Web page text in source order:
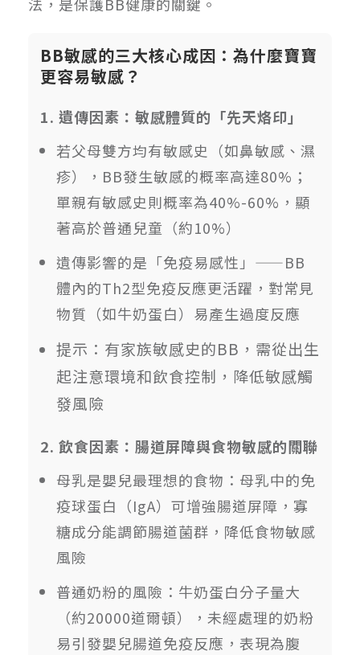
法，是保護BB健康的關鍵。
BB敏感的三大核心成因：為什麼寶寶
更容易敏感？
1. 遺傳因素：敏感體質的「先天烙印」
若父母雙方均有敏感史（如鼻敏感、濕
疹），BB發生敏感的概率高達80%；
單親有敏感史則概率為40%-60%，顯
著高於普通兒童（約10%）
遺傳影響的是「免疫易感性」——BB
體內的Th2型免疫反應更活躍，對常見
物質（如牛奶蛋白）易產生過度反應
提示：有家族敏感史的BB，需從出生
起注意環境和飲食控制，降低敏感觸
發風險
2. 飲食因素：腸道屏障與食物敏感的關聯
母乳是嬰兒最理想的食物：母乳中的免
疫球蛋白（IgA）可增強腸道屏障，寡
糖成分能調節腸道菌群，降低食物敏感
風險
普通奶粉的風險：牛奶蛋白分子量大
（約20000道爾頓），未經處理的奶粉
易引發嬰兒腸道免疫反應，表現為腹